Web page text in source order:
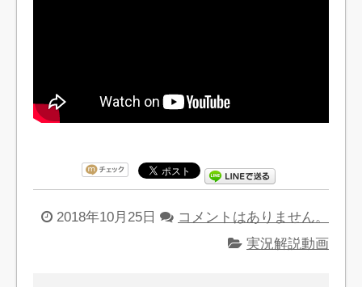
2018年10月25日
コメントはありません。
実況解説動画